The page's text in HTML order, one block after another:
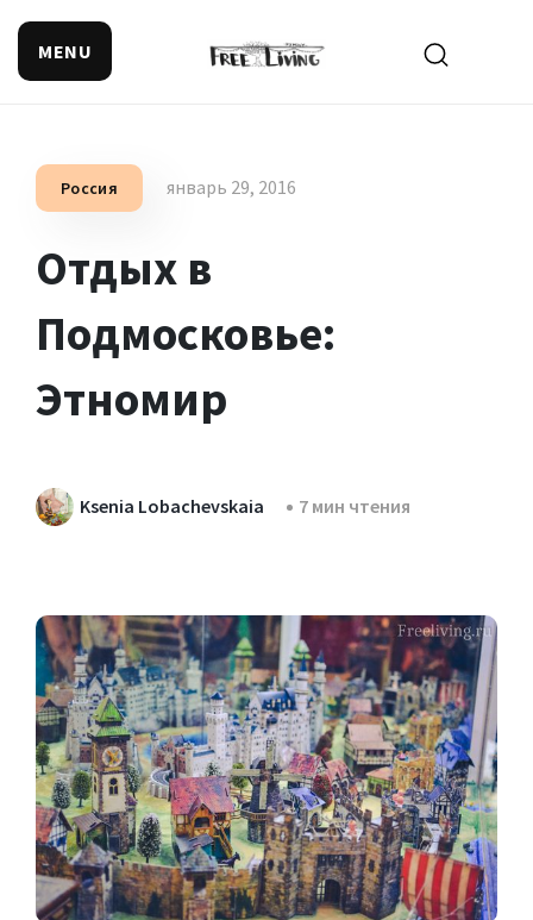
MENU
Россия январь 29, 2016
Отдых в
Подмосковье:
Этномир
Ksenia Lobachevskaia 7 мин чтения